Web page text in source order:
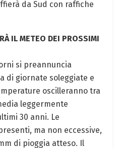
da Sud con raffiche
IL METEO DEI PROSSIMI
si preannuncia
di giornate soleggiate e
oscilleranno tra
leggermente
30 anni. Le
ma non eccessive,
di pioggia atteso. Il